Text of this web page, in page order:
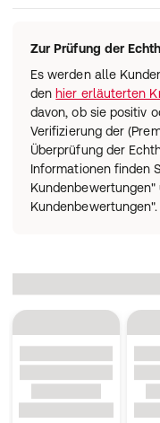
Zur Prüfung der
Es werden alle
den hier erläuterten
davon, ob sie positiv
Verifizierung der
Überprüfung der
Informationen finden
Kundenbewertungen".